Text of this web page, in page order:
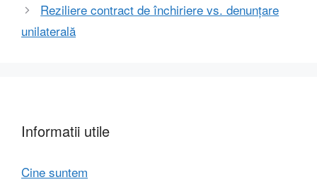
Reziliere contract de închiriere vs. denunțare
unilaterală
Informatii utile
Cine suntem